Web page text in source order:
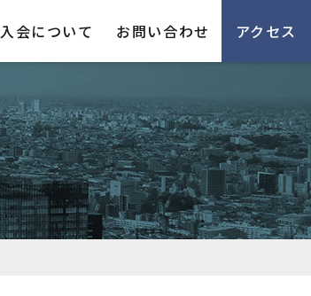
入会について お問い合わせ アクセス